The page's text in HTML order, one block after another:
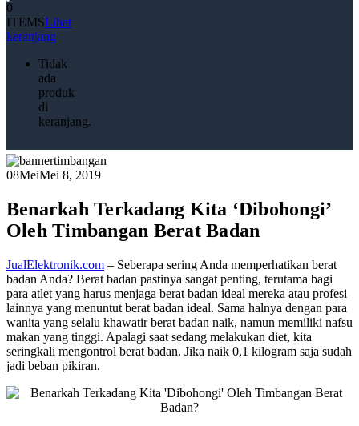
0
ITEMSLihat
keranjang
Tidak
ada
produk
di
keranjang.
08MeiMei 8, 2019
Benarkah Terkadang Kita ‘Dibohongi’
Oleh Timbangan Berat Badan
JualElektronik.com – Seberapa sering Anda memperhatikan berat
badan Anda? Berat badan pastinya sangat penting, terutama bagi
para atlet yang harus menjaga berat badan ideal mereka atau profesi
lainnya yang menuntut berat badan ideal. Sama halnya dengan para
wanita yang selalu khawatir berat badan naik, namun memiliki nafsu
makan yang tinggi. Apalagi saat sedang melakukan diet, kita
seringkali mengontrol berat badan. Jika naik 0,1 kilogram saja sudah
jadi beban pikiran.